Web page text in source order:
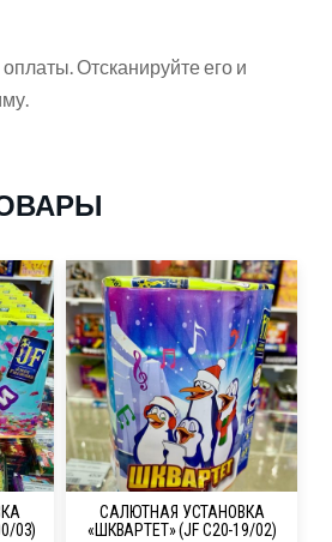
Отсканируйте его и
03)
САЛЮТНАЯ УСТАНОВКА
«ШКВАРТЕТ» (JF C20-19/02)